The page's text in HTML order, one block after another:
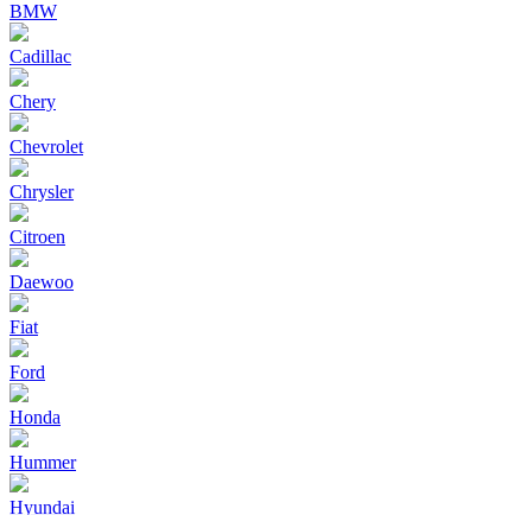
BMW
Cadillac
Chery
Chevrolet
Chrysler
Citroen
Daewoo
Fiat
Ford
Honda
Hummer
Hyundai